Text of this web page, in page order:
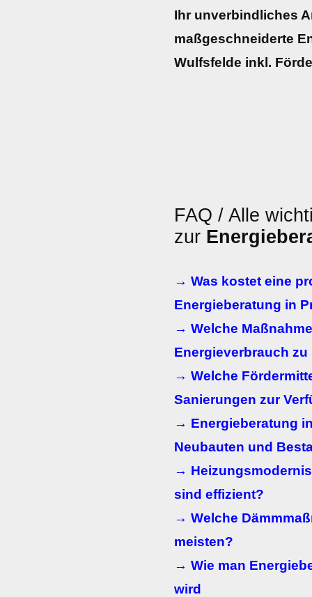
Ihr unverbindliches
maßgeschneiderte
Wulfsfelde inkl.
FAQ / Alle
zur
→ Was kostet eine
Energieberatung in
→ Welche
Energieverbrauch zu
→ Welche
Sanierungen zur
→ Energieberatung
Neubauten und
→
sind effizient?
→ Welche
meisten?
→ Wie man
wird